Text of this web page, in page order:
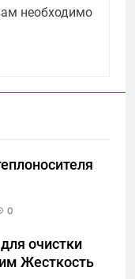
необходимо
0
очистки
Жесткость